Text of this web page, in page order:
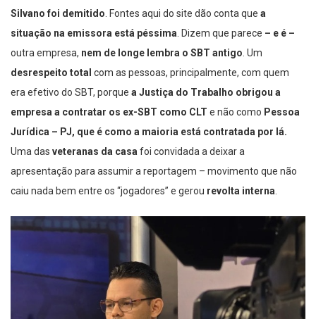
Silvano foi demitido . Fontes aqui do site dão conta que a
situação na emissora está péssima . Dizem que parece – e é –
outra empresa, nem de longe lembra o SBT antigo . Um
desrespeito total com as pessoas, principalmente, com quem
era efetivo do SBT, porque a Justiça do Trabalho obrigou a
empresa a contratar os ex-SBT como CLT e não como Pessoa
Jurídica – PJ, que é como a maioria está contratada por lá.
Uma das veteranas da casa foi convidada a deixar a
apresentação para assumir a reportagem – movimento que não
caiu nada bem entre os “jogadores” e gerou revolta interna